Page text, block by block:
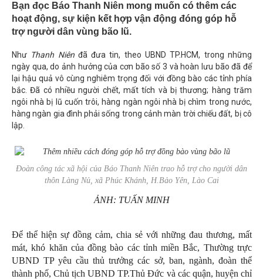
Bạn đọc Báo Thanh Niên mong muốn có thêm các
hoạt động, sự kiện kết hợp vận động đóng góp hỗ
trợ người dân vùng bão lũ.
Như Thanh Niên đã đưa tin, theo UBND TP.HCM, trong những
ngày qua, do ảnh hưởng của cơn bão số 3 và hoàn lưu bão đã để
lại hậu quả vô cùng nghiêm trọng đối với đồng bào các tỉnh phía
bắc. Đã có nhiều người chết, mất tích và bị thương; hàng trăm
ngôi nhà bị lũ cuốn trôi, hàng ngàn ngôi nhà bị chìm trong nước,
hàng ngàn gia đình phải sống trong cảnh màn trời chiếu đất, bị cô
lập.
Đoàn công tác xã hội của Báo Thanh Niên trao hỗ trợ cho người dân
thôn Làng Nủ, xã Phúc Khánh, H.Bảo Yên, Lào Cai
ẢNH: TUẤN MINH
Để thể hiện sự đồng cảm, chia sẻ với những đau thương, mất
mát, khó khăn của đồng bào các tỉnh miền Bắc, Thường trực
UBND TP yêu cầu thủ trưởng các sở, ban, ngành, đoàn thể
thành phố, Chủ tịch UBND TP.Thủ Đức và các quận, huyện chỉ